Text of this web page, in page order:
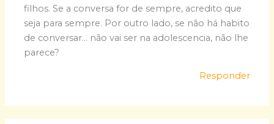
filhos. Se a conversa for de sempre, acredito que
seja para sempre. Por outro lado, se não há habito
de conversar… não vai ser na adolescencia, não lhe
parece?
Responder